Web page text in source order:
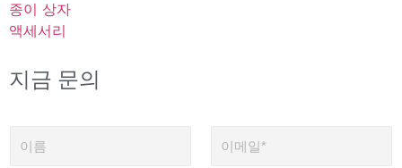
종이 상자
액세서리
지금 문의
름
메